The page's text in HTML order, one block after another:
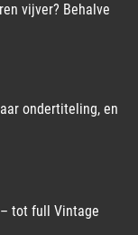
vijver? Behalve
ondertiteling, en
tot full Vintage